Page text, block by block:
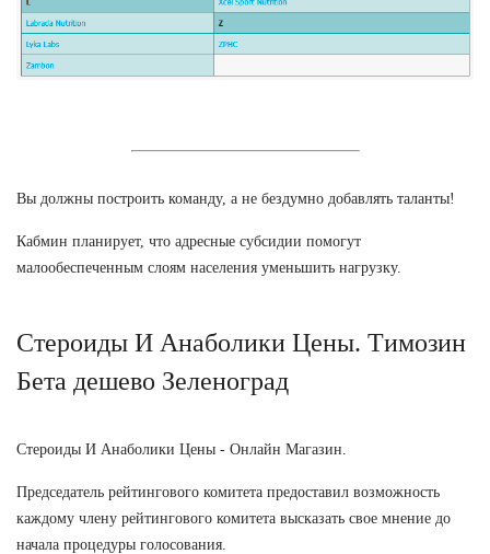
Вы должны построить команду, а не бездумно добавлять таланты!
Кабмин планирует, что адресные субсидии помогут
малообеспеченным слоям населения уменьшить нагрузку.
Стероиды И Анаболики Цены. Tимозин
Бета дешево Зеленоград
Стероиды И Анаболики Цены - Онлайн Магазин.
Председатель рейтингового комитета предоставил возможность
каждому члену рейтингового комитета высказать свое мнение до
начала процедуры голосования.